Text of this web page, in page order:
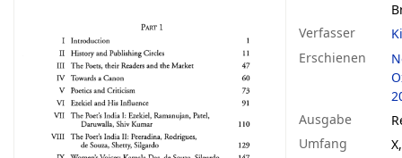
Verfasser
Erschienen
Ausgabe
Umfang